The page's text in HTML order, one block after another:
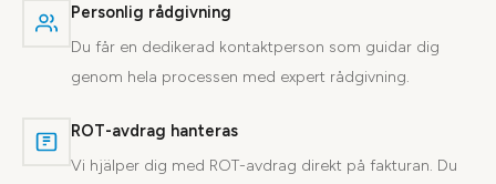
Personlig rådgivning
Du får en dedikerad kontaktperson som guidar dig
genom hela processen med expert rådgivning.
ROT-avdrag hanteras
Vi hjälper dig med ROT-avdrag direkt på fakturan. Du